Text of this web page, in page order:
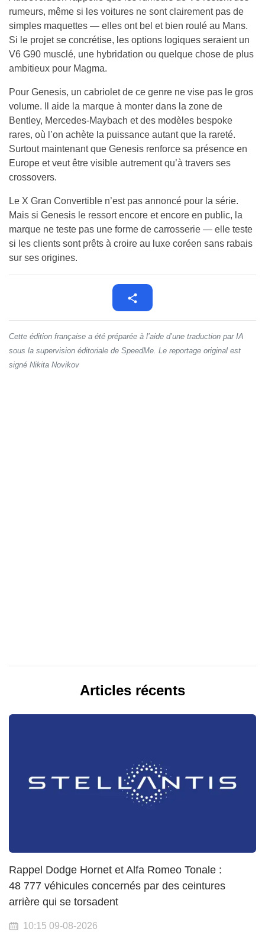
rumeurs, même si les voitures ne sont clairement pas de
simples maquettes — elles ont bel et bien roulé au Mans.
Si le projet se concrétise, les options logiques seraient un
V6 G90 musclé, une hybridation ou quelque chose de plus
ambitieux pour Magma.
Pour Genesis, un cabriolet de ce genre ne vise pas le gros
volume. Il aide la marque à monter dans la zone de
Bentley, Mercedes-Maybach et des modèles bespoke
rares, où l’on achète la puissance autant que la rareté.
Surtout maintenant que Genesis renforce sa présence en
Europe et veut être visible autrement qu’à travers ses
crossovers.
Le X Gran Convertible n’est pas annoncé pour la série.
Mais si Genesis le ressort encore et encore en public, la
marque ne teste pas une forme de carrosserie — elle teste
si les clients sont prêts à croire au luxe coréen sans rabais
sur ses origines.
Cette édition française a été préparée à l’aide d’une traduction par IA
sous la supervision éditoriale de SpeedMe. Le reportage original est
signé Nikita Novikov
Articles récents
Rappel Dodge Hornet et Alfa Romeo Tonale :
48 777 véhicules concernés par des ceintures
arrière qui se torsadent
10:15 09-08-2026